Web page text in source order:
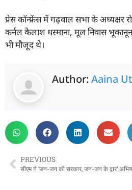
प्रेस कॉन्फ्रेंस में गढ़वाल सभा के अध्यक्षर
कर्नल कैलाश धस्माना, मूल निवास भूकानून
भी मौजूद थे।
Author: Aaina
PREVIOUS